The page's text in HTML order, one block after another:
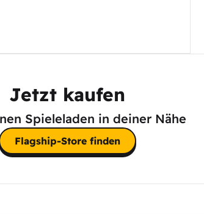
Jetzt kaufen
Spieleladen in deiner Nähe
Flagship-Store finden